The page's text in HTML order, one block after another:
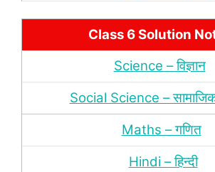
Class 6 Solution
Science – विज्ञान
Social Science – सामाजिक
Maths – गणित
Hindi – हिन्‍दी